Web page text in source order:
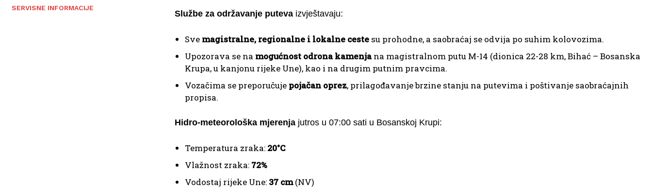
SERVISNE INFORMACIJE
Službe za održavanje puteva izvještavaju:
Sve magistralne, regionalne i lokalne ceste su prohodne, a saobraćaj se odvija po suhim kolovozima.
Upozorava se na mogućnost odrona kamenjana magistralnom putu M-14 (dionica 22-28 km, Bihać – Bosanska
Krupa, u kanjonu rijeke Une), kao i na drugim putnim pravcima.
Vozačima se preporučuje pojačan oprez, prilagođavanje brzine stanju na putevima i poštivanje saobraćajnih
propisa.
Hidro-meteorološka mjerenja jutros u 07:00 sati u Bosanskoj Krupi:
Temperatura zraka: 20°C
Vlažnost zraka: 72%
Vodostaj rijeke Une: 37 cm(NV)